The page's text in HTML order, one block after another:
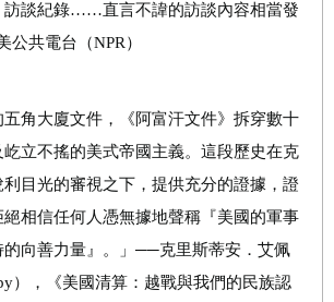
訪談紀錄……直言不諱的訪談內容相當發
共電台（NPR）
五角大廈文件，《阿富汗文件》拆穿數十
立不搖的美式帝國主義。這段歷史在克
目光的審視之下，提供充分的證據，證
相信任何人憑無據地聲稱『美國的軍事
的向善力量』。」──克里斯蒂安 ．艾佩
），《美國清算：越戰與我們的民族認